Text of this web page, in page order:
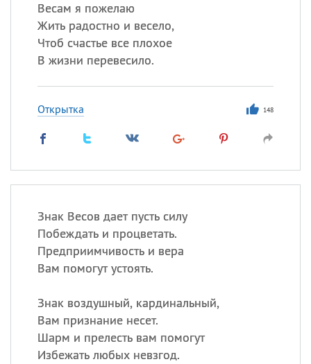
Весам я пожелаю
Жить радостно и весело,
Чтоб счастье все плохое
В жизни перевесило.
Открытка 148
Знак Весов дает пусть силу
Побеждать и процветать.
Предприимчивость и вера
Вам помогут устоять.
Знак воздушный, кардинальный,
Вам признание несет.
Шарм и прелесть вам помогут
Избежать любых невзгод.